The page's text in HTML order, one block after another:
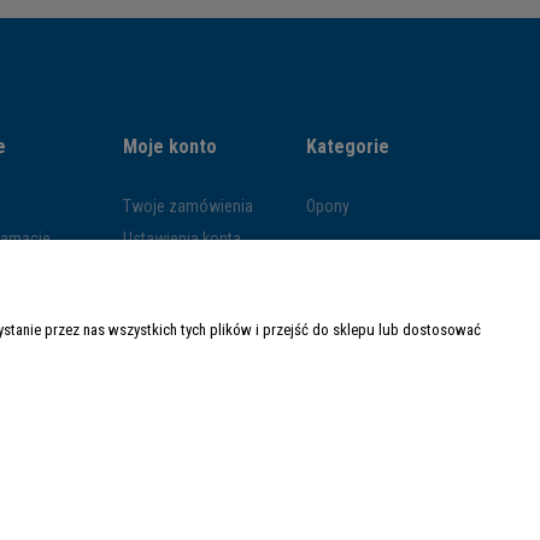
dostawy
Moje konto
Twoje zamówienia
Ustawienia konta
Kategorie
Opony
przez nas wszystkich tych plików i przejść do sklepu lub dostosować